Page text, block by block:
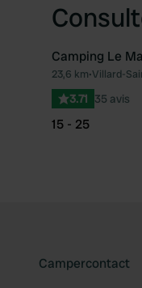
Camping Le
23,6 km•Villard-
3.71 35 avis
15 - 25
Campercontact